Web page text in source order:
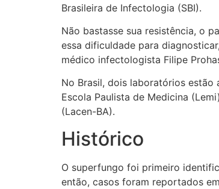
Brasileira de Infectologia (SBI).
Não bastasse sua resistência, o
essa dificuldade para
médico infectologista Filipe
No Brasil, dois laboratórios
Escola Paulista de Medicina
(Lacen-BA).
Histórico
O superfungo foi primeiro
então, casos foram reportados